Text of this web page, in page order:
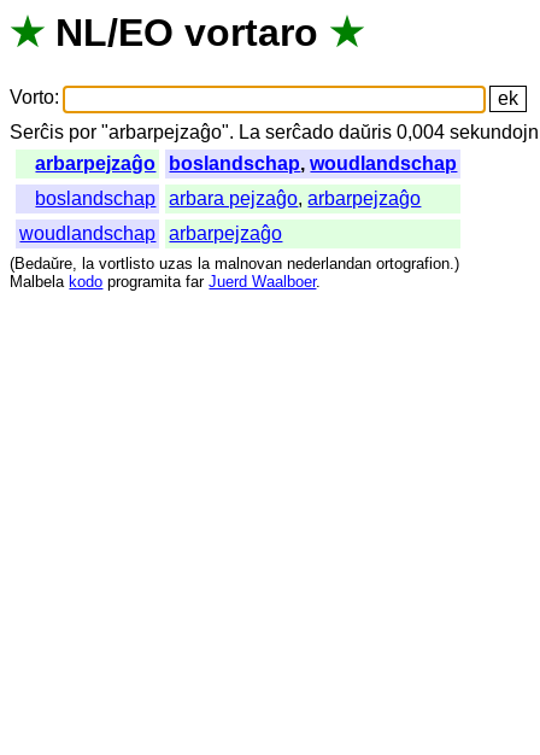
★ NL/EO vortaro ★
Vorto:
Serĉis por "arbarpejzaĝo". La serĉado daŭris 0,004sekundojn
arbarpejzaĝo
boslandschap,woudlandschap
boslandschap
arbara pejzaĝo,arbarpejzaĝo
woudlandschap
arbarpejzaĝo
(Bedaŭre, la vortlisto uzas la malnovan nederlandan ortografion.)
Malbela kodo programita far Juerd Waalboer.